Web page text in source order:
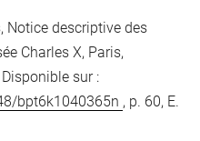
Notice descriptive des
Charles X, Paris,
sur :
bpt6k1040365n , p. 60, E.